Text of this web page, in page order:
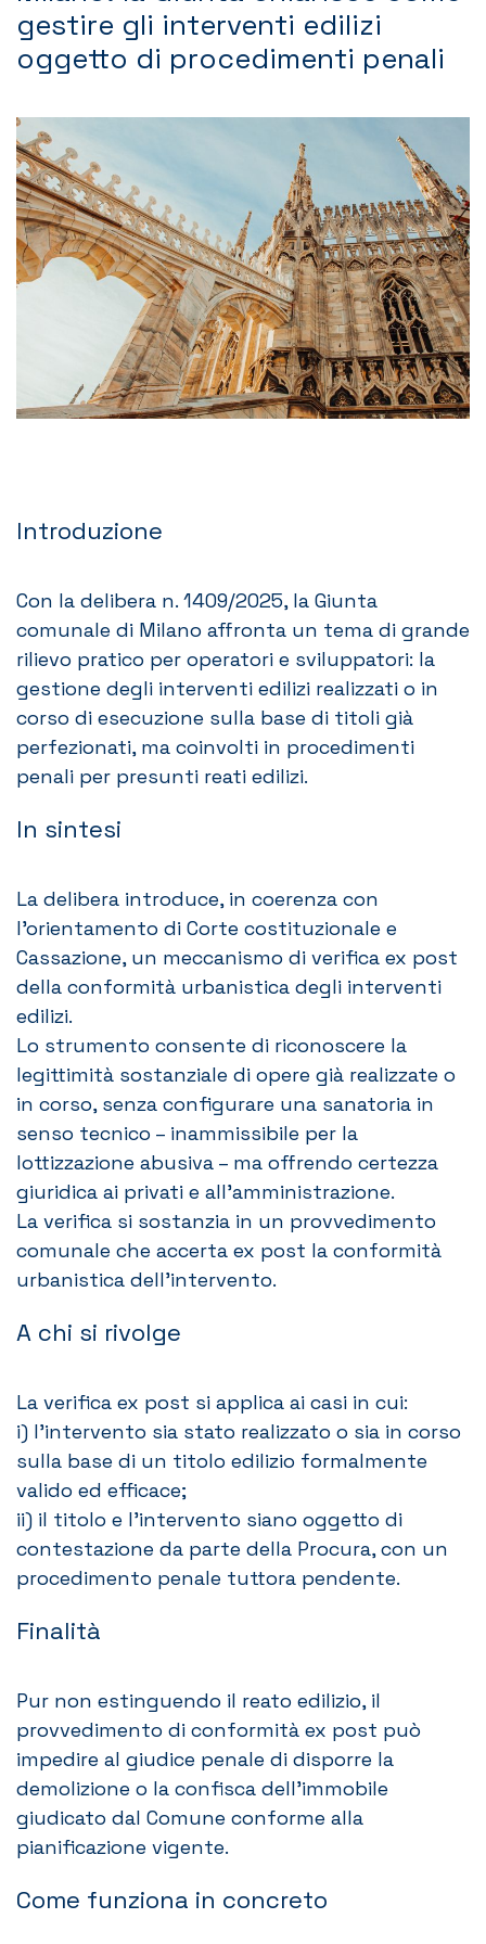
Contatti
gestire gli interventi edilizi
oggetto di procedimenti penali
Introduzione
Con la delibera n. 1409/2025, la Giunta
comunale di Milano affronta un tema di grande
rilievo pratico per operatori e sviluppatori: la
gestione degli interventi edilizi realizzati o in
corso di esecuzione sulla base di titoli già
perfezionati, ma coinvolti in procedimenti
penali per presunti reati edilizi.
In sintesi
La delibera introduce, in coerenza con
l’orientamento di Corte costituzionale e
Cassazione, un meccanismo di verifica ex post
della conformità urbanistica degli interventi
edilizi.
Lo strumento consente di riconoscere la
legittimità sostanziale di opere già realizzate o
in corso, senza configurare una sanatoria in
senso tecnico – inammissibile per la
lottizzazione abusiva – ma offrendo certezza
giuridica ai privati e all’amministrazione.
La verifica si sostanzia in un provvedimento
comunale che accerta ex post la conformità
urbanistica dell’intervento.
A chi si rivolge
La verifica ex post si applica ai casi in cui:
i) l’intervento sia stato realizzato o sia in corso
sulla base di un titolo edilizio formalmente
valido ed efficace;
ii) il titolo e l’intervento siano oggetto di
contestazione da parte della Procura, con un
procedimento penale tuttora pendente.
Finalità
Pur non estinguendo il reato edilizio, il
provvedimento di conformità ex post può
impedire al giudice penale di disporre la
demolizione o la confisca dell’immobile
giudicato dal Comune conforme alla
pianificazione vigente.
Come funziona in concreto